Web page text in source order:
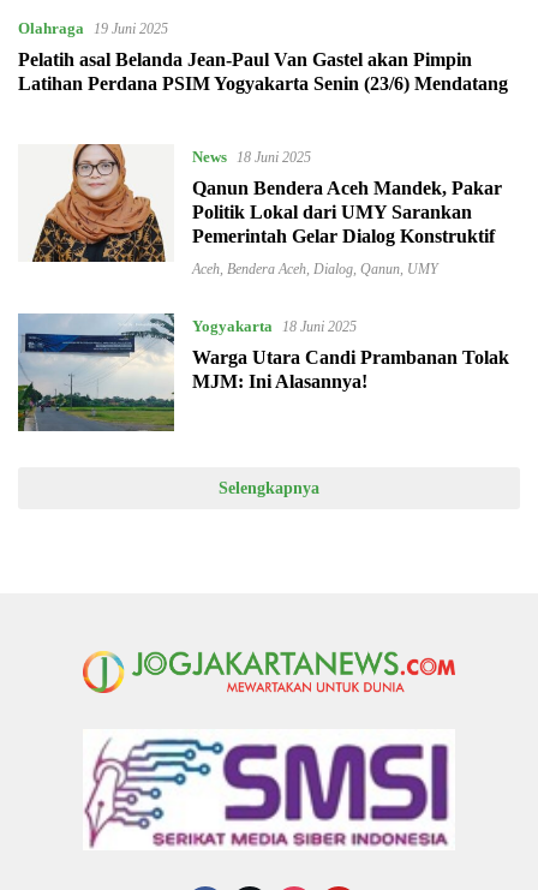
Olahraga 19 Juni 2025
Pelatih asal Belanda Jean-Paul Van Gastel akan Pimpin
Latihan Perdana PSIM Yogyakarta Senin (23/6) Mendatang
News 18 Juni 2025
Qanun Bendera Aceh Mandek, Pakar
Politik Lokal dari UMY Sarankan
Pemerintah Gelar Dialog Konstruktif
Aceh, Bendera Aceh, Dialog, Qanun, UMY
Yogyakarta 18 Juni 2025
Warga Utara Candi Prambanan Tolak
MJM: Ini Alasannya!
Selengkapnya